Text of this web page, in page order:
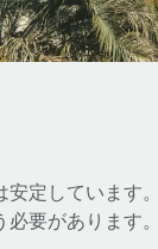
定しています
要があります